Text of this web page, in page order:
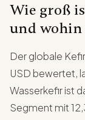
Wie groß
und wohin
Der globale
USD bewertet,
Wasserkefir ist
Segment mit